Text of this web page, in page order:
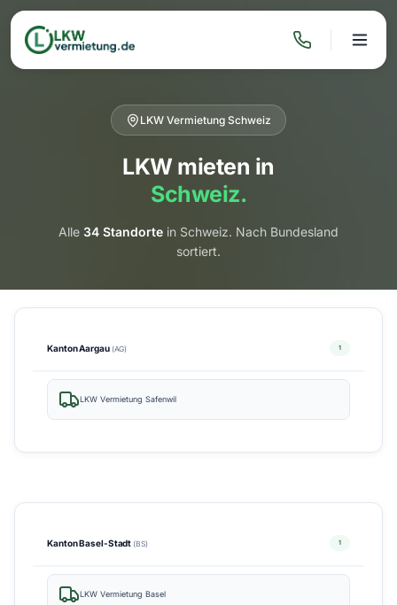
LKW Vermietung Schweiz
LKW mieten in
Schweiz.
Alle 34 Standorte in Schweiz. Nach Bundesland
sortiert.
Kanton Aargau (AG) 1
LKW Vermietung Safenwil
Kanton Basel-Stadt (BS) 1
LKW Vermietung Basel